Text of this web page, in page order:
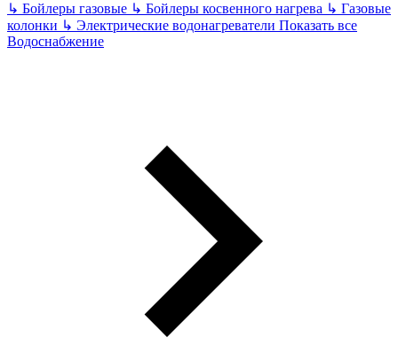
↳ Бойлеры газовые ↳ Бойлеры косвенного нагрева ↳ Газовые
колонки ↳ Электрические водонагреватели Показать все
Водоснабжение